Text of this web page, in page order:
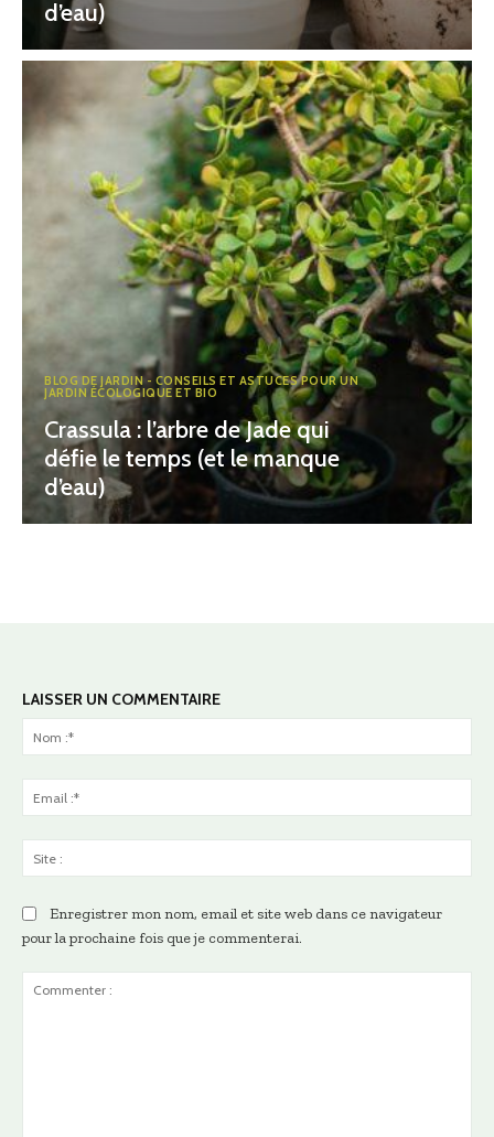
d’eau)
BLOG DE JARDIN - CONSEILS ET ASTUCES POUR UN
JARDIN ÉCOLOGIQUE ET BIO
Crassula : l’arbre de Jade qui
défie le temps (et le manque
d’eau)
LAISSER UN COMMENTAIRE
Enregistrer mon nom, email et site web dans ce navigateur
pour la prochaine fois que je commenterai.